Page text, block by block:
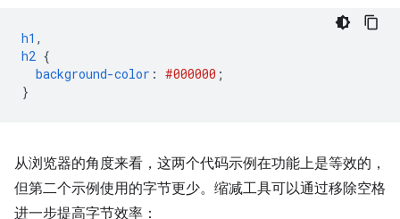
h1 ,
h2 {
background-color : #000000 ;
}
从浏览器的角度来看，这两个代码示例在功能上是等效的，
但第二个示例使用的字节更少。缩减工具可以通过移除空格
进一步提高字节效率：